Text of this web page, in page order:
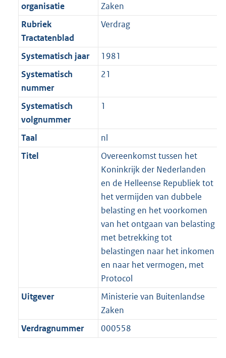
organisatie
Zaken
Rubriek
Tractatenblad
Verdrag
Systematisch jaar
1981
Systematisch
nummer
21
Systematisch
volgnummer
1
Taal
nl
Titel
Overeenkomst tussen het
Koninkrijk der Nederlanden
en de Helleense Republiek tot
het vermijden van dubbele
belasting en het voorkomen
van het ontgaan van belasting
met betrekking tot
belastingen naar het inkomen
en naar het vermogen, met
Protocol
Uitgever
Ministerie van Buitenlandse
Zaken
Verdragnummer
000558